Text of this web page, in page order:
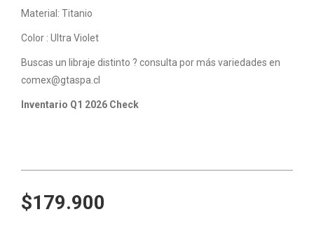
Material: Titanio
Color : Ultra Violet
Buscas un libraje distinto ? consulta por más variedades en
comex@gtaspa.cl
Inventario Q1 2026 Check
$179.900